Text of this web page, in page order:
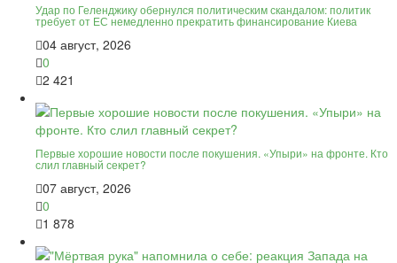
Удар по Геленджику обернулся политическим скандалом: политик
требует от ЕС немедленно прекратить финансирование Киева
04 август, 2026
0
2 421
Первые хорошие новости после покушения. «Упыри» на фронте. Кто
слил главный секрет?
07 август, 2026
0
1 878